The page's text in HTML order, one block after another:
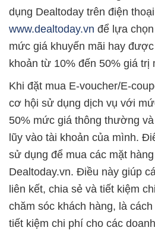
dụng Dealtoday trên điện
www.dealtoday.vn để lựa
mức giá khuyến mãi hay
khoản từ 10% đến 50% giá trị
Khi đặt mua E-voucher/E-
cơ hội sử dụng dịch vụ với
50% mức giá thông thường
lũy vào tài khoản của mình.
sử dụng để mua các mặt
Dealtoday.vn. Điều này giúp
liên kết, chia sẻ và tiết kiệm
chăm sóc khách hàng, là
tiết kiệm chi phí cho các